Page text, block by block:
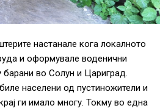
настанале кога локалното
и оформувале воденични
во Солун и Цариград.
населени од пустиножители и
ги имало многу. Токму во една